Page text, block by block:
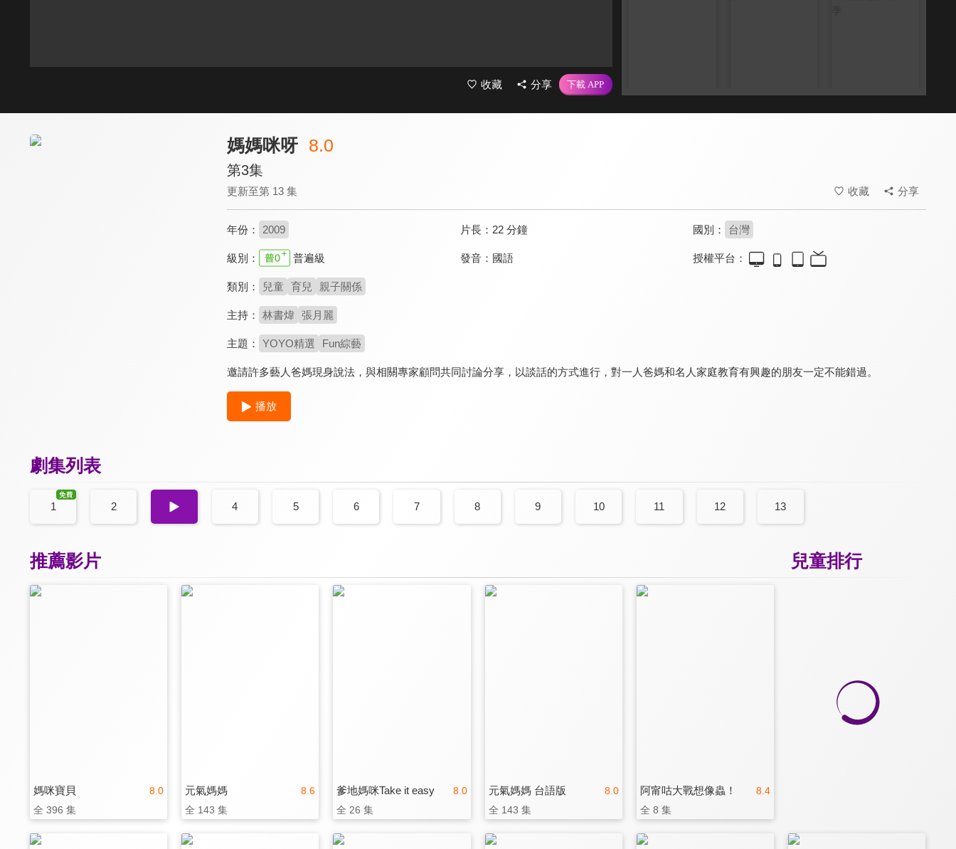
收藏 分享
全 20 集
媽媽咪呀 8.0
第3集
更新至第 13 集 收藏 分享
年份： 2009 片長： 22 分鐘 國別： 台灣
級別： 普遍級 發音： 國語 授權平台：
類別： 兒童 育兒 親子關係
主持： 林書煒 張月麗
主題： YOYO精選 Fun綜藝
邀請許多藝人爸媽現身說法，與相關專家顧問共同討論分享，以談話的方式進行，對一人爸媽和名人家庭教育有興趣的朋友一定不能錯過。
播放
劇集列表
1 2 3 4 5 6 7 8 9 10 11 12 13
兒童排行
推薦影片
8.0
媽咪寶貝
全 396 集
8.6
元氣媽媽
全 143 集
8.0
爹地媽咪Take it easy
全 26 集
8.0
元氣媽媽 台語版
全 143 集
8.4
阿甯咕大戰想像蟲！
全 8 集